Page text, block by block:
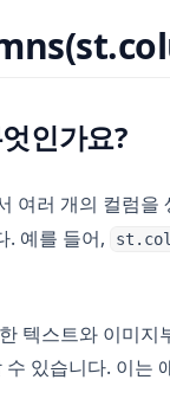
인가요?
여러 개의 컬럼
. 예를 들어,
텍스트와 이미지
있습니다. 이는